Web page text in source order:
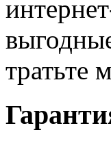
тратьте